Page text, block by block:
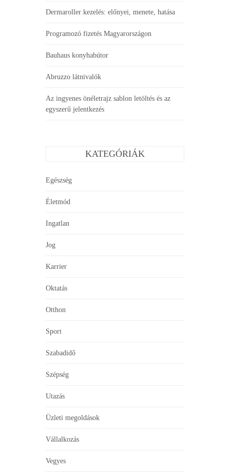
Dermaroller kezelés: előnyei, menete, hatása
Programozó fizetés Magyarországon
Bauhaus konyhabútor
Abruzzo látnivalók
Az ingyenes önéletrajz sablon letöltés és az
egyszerű jelentkezés
KATEGÓRIÁK
Egészség
Életmód
Ingatlan
Jog
Karrier
Oktatás
Otthon
Sport
Szabadidő
Szépség
Utazás
Üzleti megoldások
Vállalkozás
Vegyes